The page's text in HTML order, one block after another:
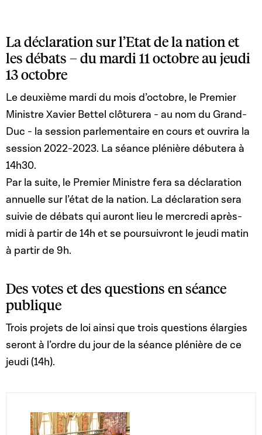
La déclaration sur l’Etat de la nation et
les débats – du mardi 11 octobre au jeudi
13 octobre
Le deuxième mardi du mois d’octobre, le Premier
Ministre Xavier Bettel clôturera - au nom du Grand-
Duc - la session parlementaire en cours et ouvrira la
session 2022-2023. La séance plénière débutera à
14h30.
Par la suite, le Premier Ministre fera sa déclaration
annuelle sur l’état de la nation. La déclaration sera
suivie de débats qui auront lieu le mercredi après-
midi à partir de 14h et se poursuivront le jeudi matin
à partir de 9h.
Des votes et des questions en séance
publique
Trois projets de loi ainsi que trois questions élargies
seront à l’ordre du jour de la séance plénière de ce
jeudi (14h).